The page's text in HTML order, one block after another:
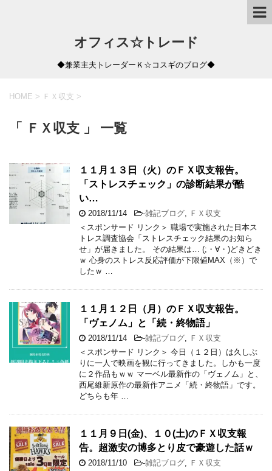
オフィス☆トレード
◆兼業主夫トレーダーＫ☆コスギのブログ◆
HOME > ＦＸ収支 >
「 ＦＸ収支 」 一覧
１１月１３日（火）のＦＸ収支報告。
「ストレスチェック」の診断結果が酷
い…
2018/11/14 -雑記ブログ
ＦＸ収支
＜スポンサード リンク＞ 職場で実施された日本ス
トレス調査協会「ストレスチェック結果のお知ら
せ」が届きました。 その結果は… (;・∀・)どきどき
ｗ 心身のストレス反応評価が下限値MAX（※）で
したｗ …
１１月１２日（月）のＦＸ収支報告。
「ヴェノム」と「続・終物語」
2018/11/14 -雑記ブログ
ＦＸ収支
＜スポンサード リンク＞ 今日（１２日）は久しぶ
りに一人で映画を観に行ってきました。しかも一度
に２作品もｗｗ マーベル最新作の「ヴェノム」と、
西尾維新原作の最新作アニメ「続・終物語」です。
どちらも年 …
１１月９日(金)、１０(土)のＦＸ収支報
告。超激安の博多とり皮で豪遊した話ｗ
2018/11/10 -雑記ブログ
ＦＸ収支